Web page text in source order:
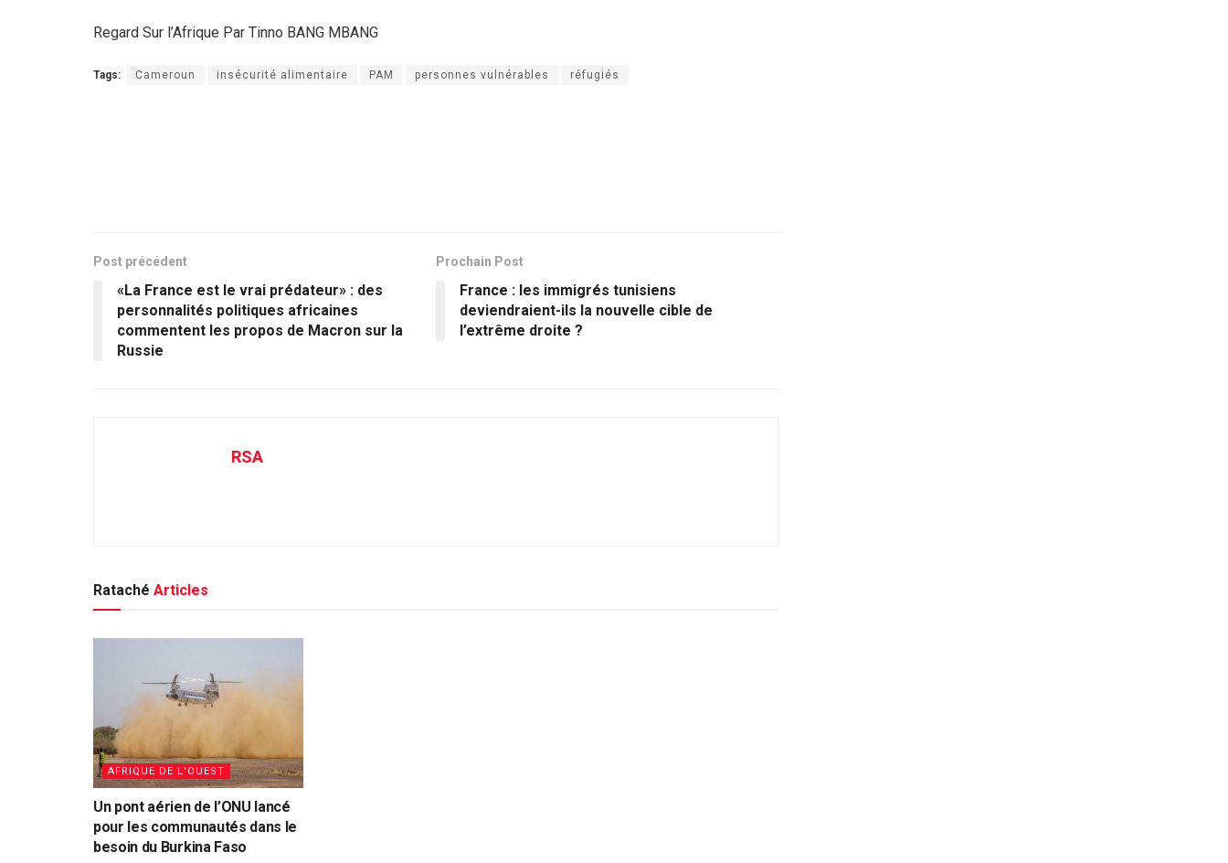
Regard Sur l’Afrique Par Tinno BANG MBANG
Tags: Cameroun insécurité alimentaire PAM personnes vulnérables réfugiés
Post précédent
«La France est le vrai prédateur» : des
personnalités politiques africaines
commentent les propos de Macron sur la
Russie
Prochain Post
France : les immigrés tunisiens
deviendraient-ils la nouvelle cible de
l’extrême droite ?
RSA
Rataché Articles
AFRIQUE DE L'OUEST
Un pont aérien de l’ONU lancé
pour les communautés dans le
besoin du Burkina Faso